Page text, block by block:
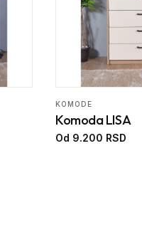
KOMODE
Komoda LISA
Od 9.200 RSD